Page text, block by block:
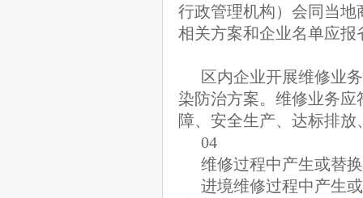
行政管理机构）会同当
相关方案和企业名单应
区内企业开展维修业
染防治方案。维修业务
障、安全生产、达标排
04
维修过程中产生或替
进境维修过程中产生